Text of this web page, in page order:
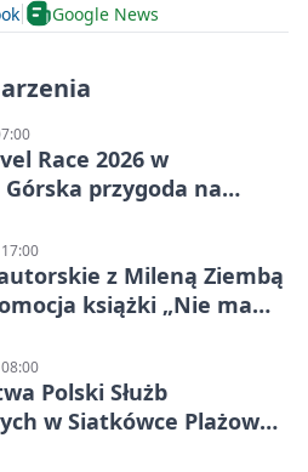
Google News
Race 2026 w
przygoda na
z Mileną Ziembą
książki „Nie mam
Polski Służb
w Siatkówce Plażowej